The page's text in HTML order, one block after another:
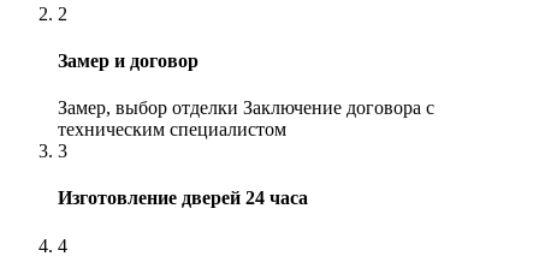
2
Замер и договор
Замер, выбор отделки Заключение договора с
техническим специалистом
3
Изготовление дверей 24 часа
4